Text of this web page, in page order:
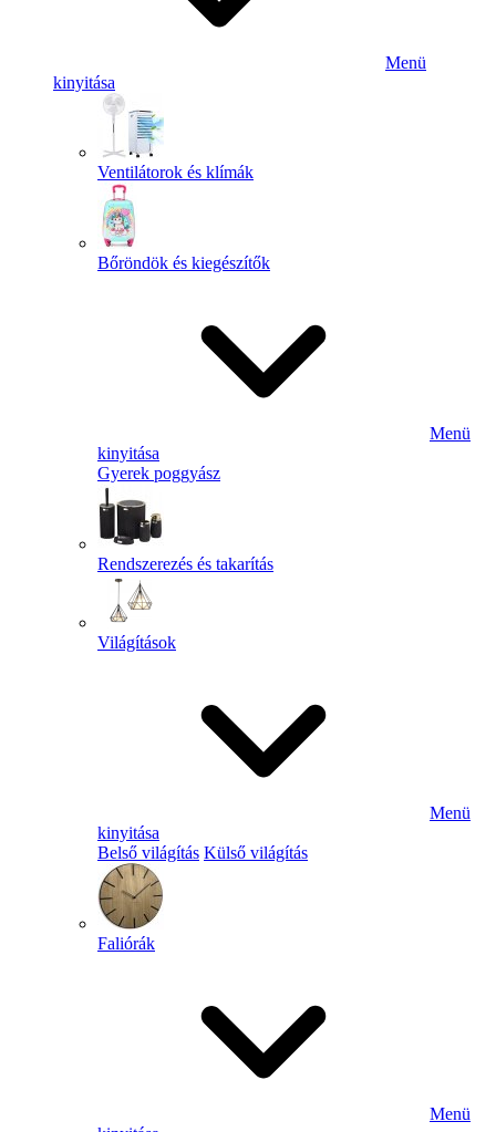
Menü
kinyitása
Ventilátorok és klímák
Bőröndök és kiegészítők
Menü
kinyitása
Gyerek poggyász
Rendszerezés és takarítás
Világítások
Menü
kinyitása
Belső világítás Külső világítás
Faliórák
Menü